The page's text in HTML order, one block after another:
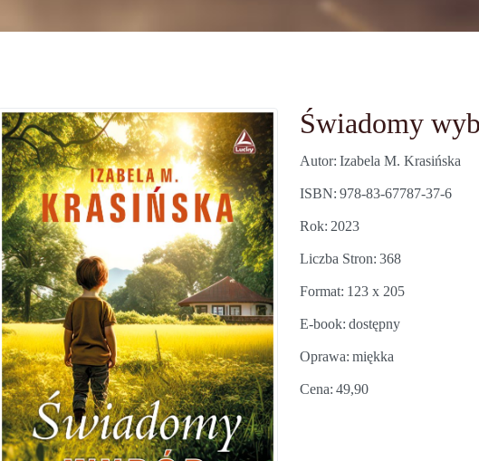
Świadomy
Autor Izabela M. Krasińska
ISBN 978-83-67787-37-6
Rok 2023
Liczba Stron 368
Format 123 x 205
E-book dostępny
Oprawa miękka
Cena 49,90